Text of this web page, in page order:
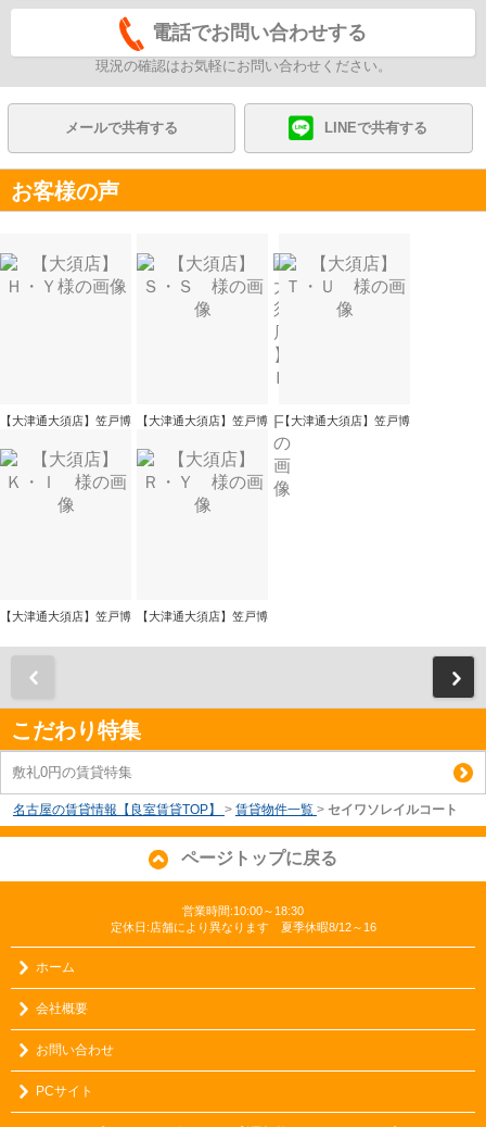
電話でお問い合わせする
現況の確認はお気軽にお問い合わせください。
メールで共有する LINEで共有する
お客様の声
【大津通大須店】笠戸博 【大津通大須店】笠戸博 【大津通大須店】笠戸博
【大津通大須店】笠戸博 【大津通大須店】笠戸博
こだわり特集
敷礼0円の賃貸特集
名古屋の賃貸情報【良室賃貸TOP】 > 賃貸物件一覧 > セイワソレイルコート
ページトップに戻る
営業時間:10:00～18:30
定休日:店舗により異なります 夏季休暇8/12～16
ホーム
会社概要
お問い合わせ
PCサイト